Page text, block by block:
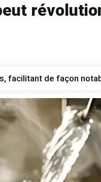
facilitant de façon